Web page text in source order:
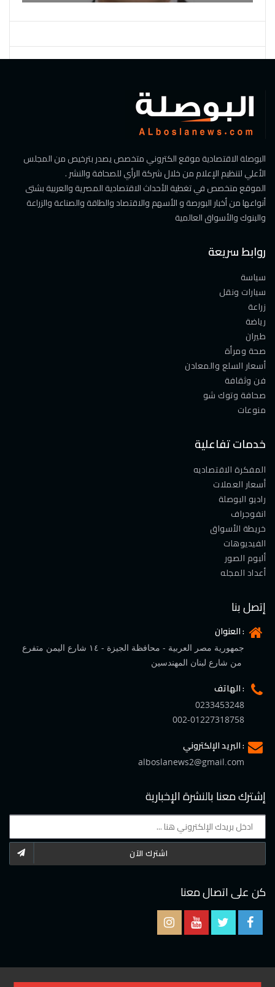
البوصلة الاقتصادية موقع الكتروني متخصص يصدر بترخيص من المجلس
الأعلي لتنظيم الإعلام من خلال شركة الرأي للصحافة والنشر .
الموقع متخصص في تغطية الأحداث الاقتصادية المصرية والعربية بشتى
أنواعها من أخبار البورصة و الأسهم والاقتصاد والطاقة والصناعة والزراعة
والبنوك والأسواق العالمية
روابط سريعة
سياسة
سيارات ونقل
زراعة
رياضة
طيران
صحة ومرأة
أسعار السلع والمعادن
فن وثقافة
صحافة وتوك شو
منوعات
خدمات تفاعلية
المفكرة الاقتصاديه
أسعار العملات
راديو البوصلة
انفوجراف
خريطة الأسواق
الفيديوهات
ألبوم الصور
أعداد المجله
إتصل بنا
العنوان :
جمهورية مصر العربية - محافظة الجيزة - ١٤ شارع اليمن متفرع
الهاتف :
0233453248
002-01227318758
البريد الإلكتروني :
alboslanews2@gmail.com
إشترك معنا بالنشرة الإخبارية
اشترك الآن
كن على اتصال معنا